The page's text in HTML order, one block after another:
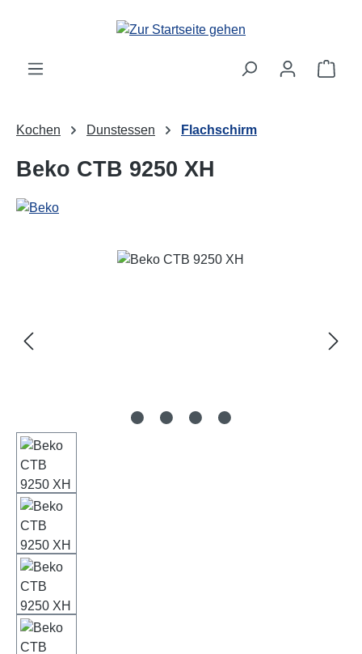
Zum Hauptinhalt springen
Kochen Dunstessen Flachschirm
Beko CTB 9250 XH
Bildergalerie überspringen